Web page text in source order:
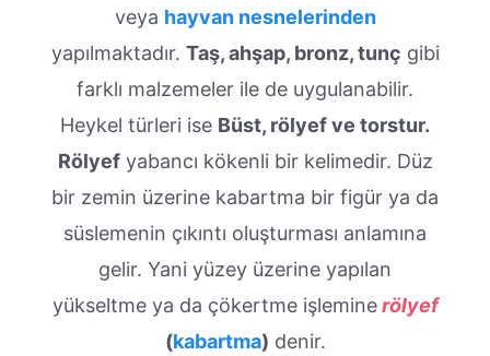
veya hayvan nesnelerinden
yapılmaktadır. Taş, ahşap, bronz, tunç gibi
farklı malzemeler ile de uygulanabilir.
Heykel türleri ise Büst, rölyef ve torstur.
Rölyefyabancı kökenli bir kelimedir. Düz
bir zemin üzerine kabartma bir figür ya da
süslemenin çıkıntı oluşturması anlamına
gelir. Yani yüzey üzerine yapılan
yükseltme ya da çökertme işleminerölyef
(kabartma) denir.